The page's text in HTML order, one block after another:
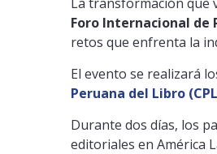
Foro Internacional de
retos que enfrenta la
El evento se realizará
Peruana del Libro
Durante dos días, los
editoriales en América